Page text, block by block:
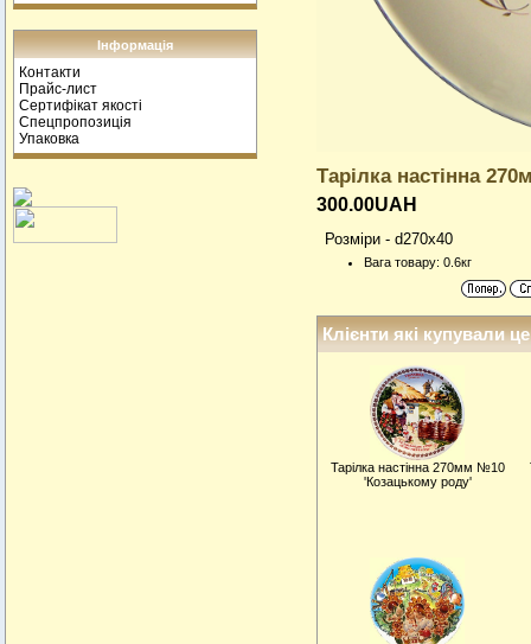
Інформація
Контакти
Прайс-лист
Сертифікат якості
Спецпропозиція
Упаковка
Тарiлка настiнна
300.00UAH
Розміри - d270x40
Вага товару: 0.6кг
Клієнти які купували
Тарiлка настiнна 270мм №10
'Козацькому роду'